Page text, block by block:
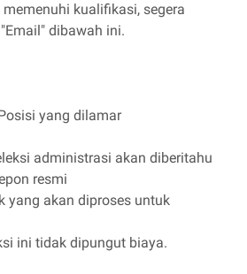
kualifikasi, segera
dibawah ini.
yang dilamar
administrasi akan diberitahu
resmi
yang akan diproses untuk
ini tidak dipungut biaya.